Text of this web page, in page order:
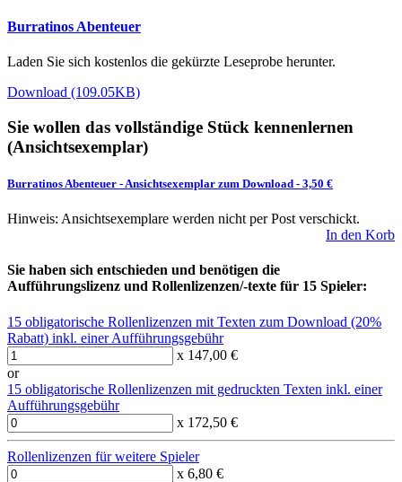
Burratinos Abenteuer
Laden Sie sich kostenlos die gekürzte Leseprobe herunter.
Download (109.05KB)
Sie wollen das vollständige Stück kennenlernen
(Ansichtsexemplar)
Burratinos Abenteuer - Ansichtsexemplar zum Download - 3,50 €
Hinweis: Ansichtsexemplare werden nicht per Post verschickt.
In den Korb
Sie haben sich entschieden und benötigen die
Aufführungslizenz und Rollenlizenzen/-texte für 15 Spieler:
15 obligatorische Rollenlizenzen mit Texten zum Download (20%
Rabatt) inkl. einer Aufführungsgebühr
x 147,00 €
or
15 obligatorische Rollenlizenzen mit gedruckten Texten inkl. einer
Aufführungsgebühr
x 172,50 €
Rollenlizenzen für weitere Spieler
x 6,80 €